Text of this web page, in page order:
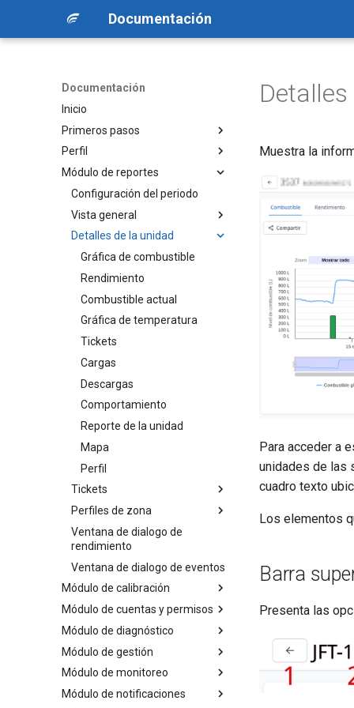
Documentación
Documentación
Inicio
Primeros pasos
Acceso a la plataforma
Estructura de la aplicación
Perfil
Formulario de configuración
Recuperación de contraseña
Autenticación de 2 factores
Módulo de reportes
Configuración del periodo
Vista general
Inventario
Rendimiento
Cargado
Descargado
Conciliación
Grupos
Gráfica interactiva de
unidades
Zonas
Detalles de la unidad
Gráfica de combustible
Rendimiento
Combustible actual
Gráfica de temperatura
Tickets
Cargas
Descargas
Comportamiento
Reporte de la unidad
Mapa
Perfil
Tickets
Agregar / Modificar ticket
Importar tickets
Perfiles de zona
Detalles de una zona
Mapa
Cargas
Descargas
Agregar / Modificar un
perfil
Reporte de la zona
Ventana de dialogo de
rendimiento
Ventana de dialogo de eventos
Módulo de calibración
Primeros pasos
Página de detalles
Calibrar / Recalibrar
Calibrador automático
Caracterización
Jarra Patrón
Prueba de jarra patrón
Módulo de cuentas y permisos
Cuentas
Permisos
Roles
Usuarios
Módulo de diagnóstico
Detalles de diagnóstico
Casos de diagnóstico
finalizados
Módulo de gestión
Accesorios
Chip celular
Módulo de monitoreo
Panel de servicios
Módulo de notificaciones
Muestra la
Para acceder a
unidades de las
cuadro texto
Los elementos
Barra
Presenta las